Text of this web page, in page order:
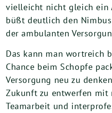
vielleicht nicht gleich ein
büßt deutlich den
der ambulanten
Das kann man wortreich
Chance beim Schopfe
Versorgung neu zu
Zukunft zu entwerfen mit
Teamarbeit und